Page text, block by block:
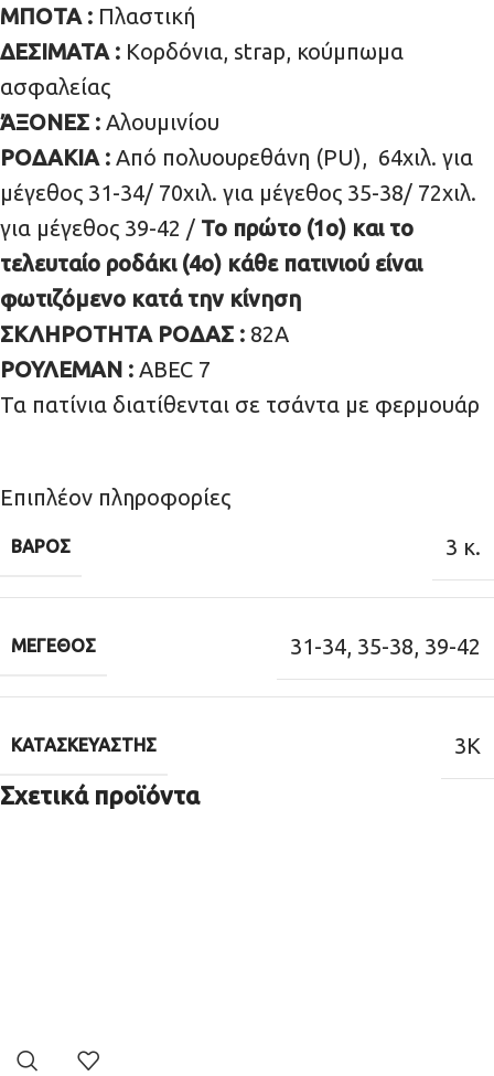
ΜΠΟΤΑ : Πλαστική
ΔΕΣΙΜΑΤΑ : Κορδόνια, strap, κούμπωμα
ασφαλείας
ΆΞΟΝΕΣ : Αλουμινίου
ΡΟΔΑΚΙΑ : Από πολυουρεθάνη (PU), 64χιλ. για
μέγεθος 31-34/ 70χιλ. για μέγεθος 35-38/ 72χιλ.
για μέγεθος 39-42 / Το πρώτο (1o) και το
τελευταίο ροδάκι (4o) κάθε πατινιού είναι
φωτιζόμενο κατά την κίνηση
ΣΚΛΗΡΟΤΗΤΑ ΡΟΔΑΣ : 82Α
ΡΟΥΛΕΜΑΝ : ABEC 7
Τα πατίνια διατίθενται σε τσάντα με φερμουάρ
Επιπλέον πληροφορίες
ΒΆΡΟΣ 3 κ.
ΜΈΓΕΘΟΣ 31-34, 35-38, 39-42
ΚΑΤΑΣΚΕΥΑΣΤΉΣ 3K
Σχετικά προϊόντα